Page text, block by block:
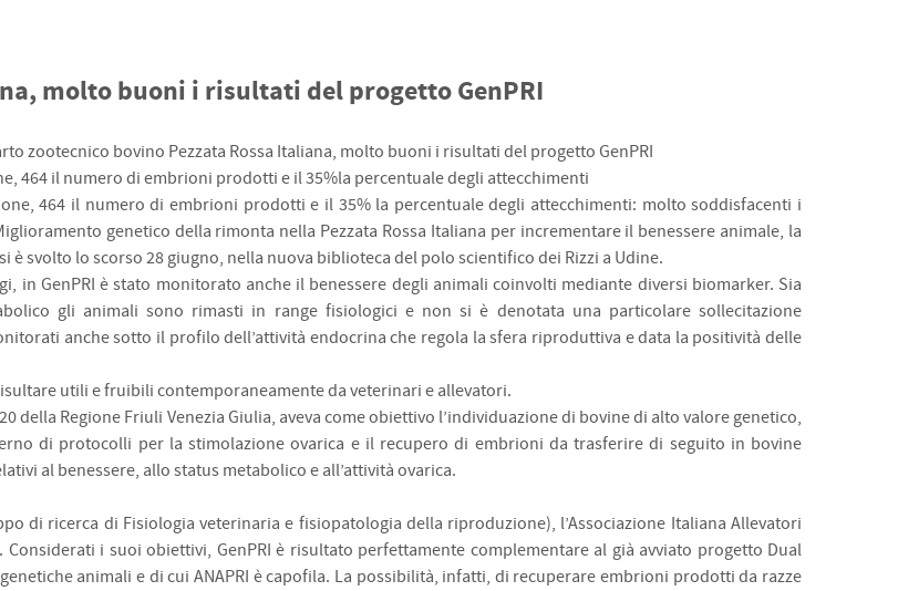
molto buoni i risultati del progetto GenPRI
zootecnico bovino Pezzata Rossa Italiana, molto buoni i risultati del progetto GenPRI
464 il numero di embrioni prodotti e il 35%la percentuale degli attecchimenti
464 il numero di embrioni prodotti e il 35% la percentuale degli attecchimenti: molto soddisfacenti i
genetico della rimonta nella Pezzata Rossa Italiana per incrementare il benessere animale, la
svolto lo scorso 28 giugno, nella nuova biblioteca del polo scientifico dei Rizzi a Udine.
in GenPRI è stato monitorato anche il benessere degli animali coinvolti mediante diversi biomarker. Sia
gli animali sono rimasti in range fisiologici e non si è denotata una particolare sollecitazione
anche sotto il profilo dell’attività endocrina che regola la sfera riproduttiva e data la positività delle
utili e fruibili contemporaneamente da veterinari e allevatori.
della Regione Friuli Venezia Giulia, aveva come obiettivo l’individuazione di bovine di alto valore genetico,
di protocolli per la stimolazione ovarica e il recupero di embrioni da trasferire di seguito in bovine
al benessere, allo status metabolico e all’attività ovarica.
di ricerca di Fisiologia veterinaria e fisiopatologia della riproduzione), l’Associazione Italiana Allevatori
i suoi obiettivi, GenPRI è risultato perfettamente complementare al già avviato progetto Dual
animali e di cui ANAPRI è capofila. La possibilità, infatti, di recuperare embrioni prodotti da razze